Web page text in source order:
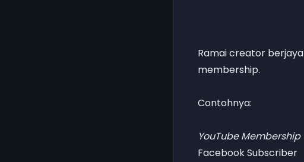
Ramai creator
membership.
Contohnya:
YouTube Membership
Facebook Subscriber